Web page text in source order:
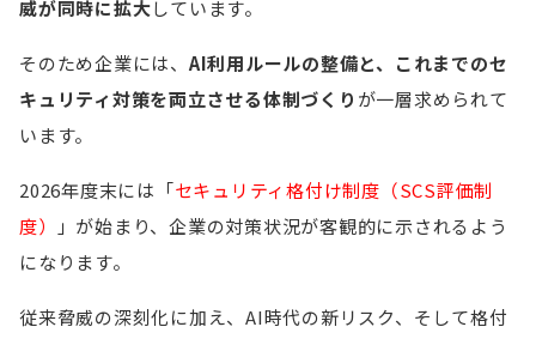
威が同時に拡大しています。
そのため企業には、 AI利用ルールの整備と、これまでのセ
キュリティ対策を両立させる体制づくり が一層求められて
います。
2026年度末には「セキュリティ格付け制度（SCS評価制
度）
」が始まり、企業の対策状況が客観的に示されるよう
になります。
従来脅威の深刻化に加え、AI時代の新リスク、そして格付